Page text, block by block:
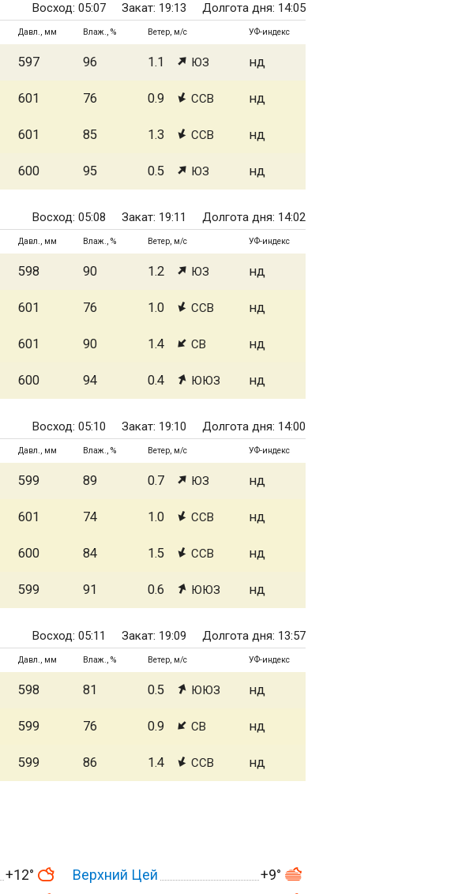
Восход: 05:07 Закат: 19:13 Долгота дня: 14:05
Давл., мм Влаж., % Ветер, м/с УФ-индекс
597 96 1.1 ЮЗ нд
601 76 0.9 ССВ нд
601 85 1.3 ССВ нд
600 95 0.5 ЮЗ нд
Восход: 05:08 Закат: 19:11 Долгота дня: 14:02
Давл., мм Влаж., % Ветер, м/с УФ-индекс
598 90 1.2 ЮЗ нд
601 76 1.0 ССВ нд
601 90 1.4 СВ нд
600 94 0.4 ЮЮЗ нд
Восход: 05:10 Закат: 19:10 Долгота дня: 14:00
Давл., мм Влаж., % Ветер, м/с УФ-индекс
599 89 0.7 ЮЗ нд
601 74 1.0 ССВ нд
600 84 1.5 ССВ нд
599 91 0.6 ЮЮЗ нд
Восход: 05:11 Закат: 19:09 Долгота дня: 13:57
Давл., мм Влаж., % Ветер, м/с УФ-индекс
598 81 0.5 ЮЮЗ нд
599 76 0.9 СВ нд
599 86 1.4 ССВ нд
+12° Верхний Цей
+9°